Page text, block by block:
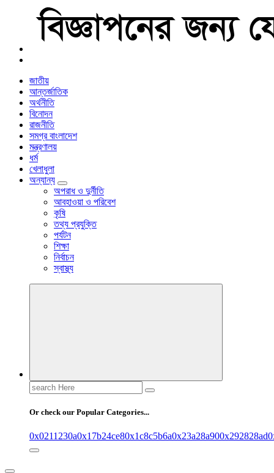
বাংলা নিউজ পেপার
জাতীয়
আন্তর্জাতিক
অর্থনীতি
বিনোদন
রাজনীতি
সমগ্র বাংলাদেশ
মন্ত্রণালয়
ধর্ম
খেলাধুলা
অন্যান্য
অপরাধ ও দুর্নীতি
আবহাওয়া ও পরিবেশ
কৃষি
তথ্য প্রযুক্তি
পর্যটন
শিক্ষা
নির্বাচন
স্বাস্থ্য
Search
for:
Or check our Popular Categories...
0x0211230a0x17b24ce80x1c8c5b6a0x23a28a900x292828ad